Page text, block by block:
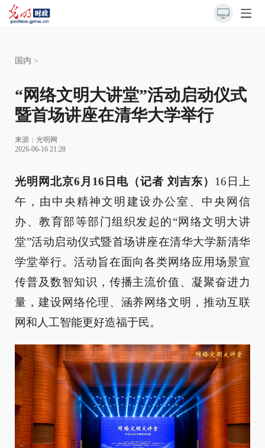
国内 >
“网络文明大讲堂”活动启动仪式
暨首场讲座在清华大学举行
来源： 光明网
2026-06-16 21:28
光明网北京6月16日电（记者 刘吉东） 16日上
午，由中央精神文明建设办公室、中央网信
办、教育部等部门组织发起的“网络文明大讲
堂”活动启动仪式暨首场讲座在清华大学新清华
学堂举行。活动旨在面向各类网络应用场景宣
传普及数智知识，传播主流价值、凝聚奋进力
量，建设网络伦理、涵养网络文明，推动互联
网和人工智能更好造福于民。